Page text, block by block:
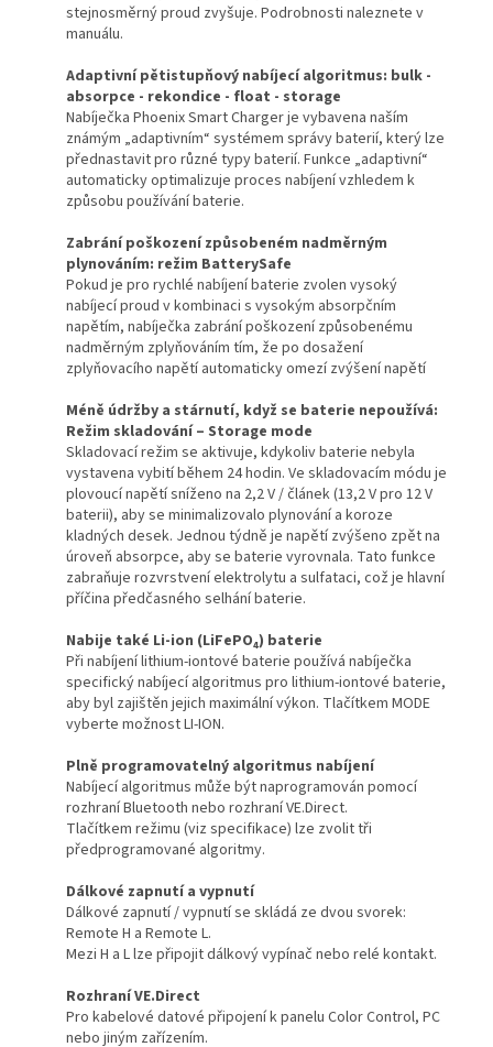
stejnosměrný proud zvyšuje. Podrobnosti naleznete v
manuálu.
Adaptivní pětistupňový nabíjecí algoritmus: bulk -
absorpce - rekondice - float - storage
Nabíječka Phoenix Smart Charger je vybavena naším
známým „adaptivním“ systémem správy baterií, který lze
přednastavit pro různé typy baterií. Funkce „adaptivní“
automaticky optimalizuje proces nabíjení vzhledem k
způsobu používání baterie.
Zabrání poškození způsobeném nadměrným
plynováním: režim BatterySafe
Pokud je pro rychlé nabíjení baterie zvolen vysoký
nabíjecí proud v kombinaci s vysokým absorpčním
napětím, nabíječka zabrání poškození způsobenému
nadměrným zplyňováním tím, že po dosažení
zplyňovacího napětí automaticky omezí zvýšení napětí
Méně údržby a stárnutí, když se baterie nepoužívá:
Režim skladování – Storage mode
Skladovací režim se aktivuje, kdykoliv baterie nebyla
vystavena vybití během 24 hodin. Ve skladovacím módu je
plovoucí napětí sníženo na 2,2 V / článek (13,2 V pro 12 V
baterii), aby se minimalizovalo plynování a koroze
kladných desek. Jednou týdně je napětí zvýšeno zpět na
úroveň absorpce, aby se baterie vyrovnala. Tato funkce
zabraňuje rozvrstvení elektrolytu a sulfataci, což je hlavní
příčina předčasného selhání baterie.
Nabije také Li-ion (LiFePO₄) baterie
Při nabíjení lithium-iontové baterie používá nabíječka
specifický nabíjecí algoritmus pro lithium-iontové baterie,
aby byl zajištěn jejich maximální výkon. Tlačítkem MODE
vyberte možnost LI-ION.
Plně programovatelný algoritmus nabíjení
Nabíjecí algoritmus může být naprogramován pomocí
rozhraní Bluetooth nebo rozhraní VE.Direct.
Tlačítkem režimu (viz specifikace) lze zvolit tři
předprogramované algoritmy.
Dálkové zapnutí a vypnutí
Dálkové zapnutí / vypnutí se skládá ze dvou svorek:
Remote H a Remote L.
Mezi H a L lze připojit dálkový vypínač nebo relé kontakt.
Rozhraní VE.Direct
Pro kabelové datové připojení k panelu Color Control, PC
nebo jiným zařízením.